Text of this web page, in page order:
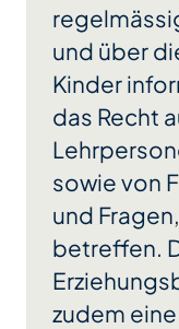
und über
Kinder
das Recht
sowie von
und
betreffen.
zudem